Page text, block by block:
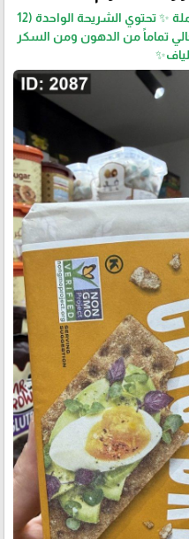
خبز مقرمش مصنوع من الحبوب الكاملة ✨ تحتوي الشريحة الواحدة (12
خالي تماماً من الدهون ومن السكر